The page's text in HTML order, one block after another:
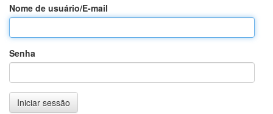
Nome de usuário/E-mail
Senha
Iniciar sessão